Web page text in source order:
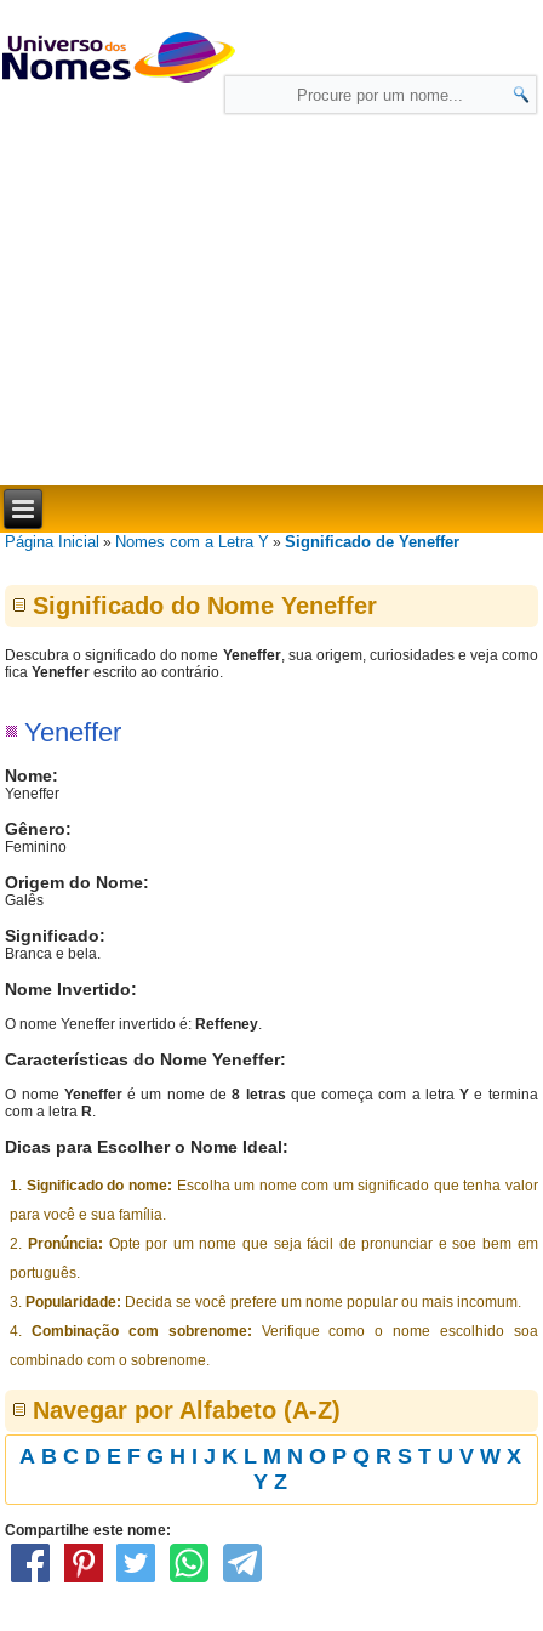
Página Inicial » Nomes com a Letra Y »Significado de Yeneffer
Significado do Nome Yeneffer
Descubra o significado do nome Yeneffer, sua origem, curiosidades e veja como
ficaYeneffer escrito ao contrário.
Yeneffer
Nome:
Yeneffer
Gênero:
Feminino
Origem do Nome:
Galês
Significado:
Branca e bela.
Nome Invertido:
O nome Yeneffer invertido é: Reffeney.
Características do Nome Yeneffer:
O nome Yenefferé um nome de8 letras que começa com a letraY e termina
com a letra R.
Dicas para Escolher o Nome Ideal:
Significado do nome: Escolha um nome com um significado que tenha valor
para você e sua família.
Pronúncia: Opte por um nome que seja fácil de pronunciar e soe bem em
português.
Popularidade: Decida se você prefere um nome popular ou mais incomum.
Combinação com sobrenome: Verifique como o nome escolhido soa
combinado com o sobrenome.
Navegar por Alfabeto (A-Z)
A B C D E F G H I J K L M N O P Q R S T U V W X
Y Z
Compartilhe este nome: